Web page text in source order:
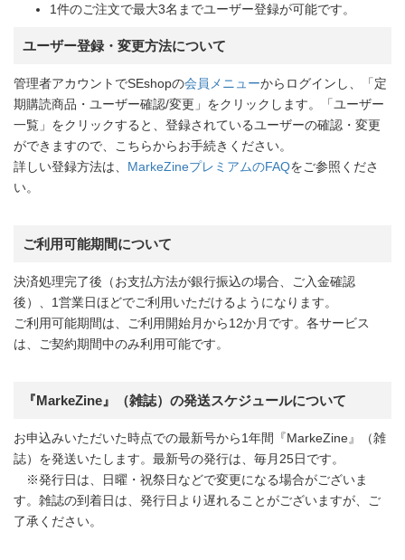
1件のご注文で最大3名までユーザー登録が可能です。
ユーザー登録・変更方法について
管理者アカウントでSEshopの会員メニューからログインし、「定
期購読商品・ユーザー確認/変更」をクリックします。「ユーザー
一覧」をクリックすると、登録されているユーザーの確認・変更
ができますので、こちらからお手続きください。
詳しい登録方法は、 MarkeZineプレミアムのFAQをご参照くださ
い。
ご利用可能期間について
決済処理完了後（お支払方法が銀行振込の場合、ご入金確認
後）、1営業日ほどでご利用いただけるようになります。
ご利用可能期間は、ご利用開始月から12か月です。各サービス
は、ご契約期間中のみ利用可能です。
『MarkeZine』（雑誌）の発送スケジュールについて
お申込みいただいた時点での最新号から1年間『MarkeZine』（雑
誌）を発送いたします。最新号の発行は、毎月25日です。
※発行日は、日曜・祝祭日などで変更になる場合がございま
す。雑誌の到着日は、発行日より遅れることがございますが、ご
了承ください。